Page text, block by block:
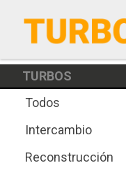
TURBOS
Todos
Intercambio
Reconstrucción